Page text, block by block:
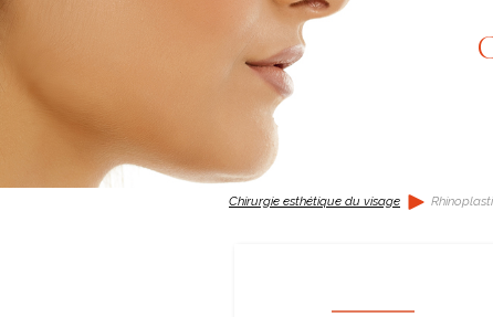
Chirurgie esthétique du visage